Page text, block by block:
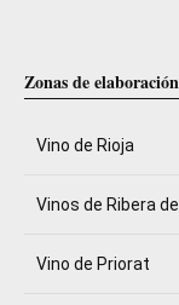
Zonas de elaboración
Vino de Rioja
Vinos de Ribera
Vino de Priorat